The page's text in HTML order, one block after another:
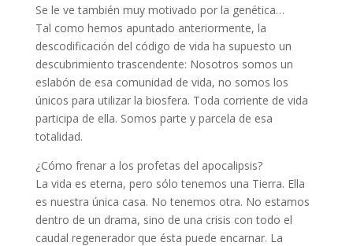
Se le ve también muy motivado por la genética…
Tal como hemos apuntado anteriormente, la
descodificación del código de vida ha supuesto un
descubrimiento trascendente: Nosotros somos un
eslabón de esa comunidad de vida, no somos los
únicos para utilizar la biosfera. Toda corriente de vida
participa de ella. Somos parte y parcela de esa
totalidad.
¿Cómo frenar a los profetas del apocalipsis?
La vida es eterna, pero sólo tenemos una Tierra. Ella
es nuestra única casa. No tenemos otra. No estamos
dentro de un drama, sino de una crisis con todo el
caudal regenerador que ésta puede encarnar. La